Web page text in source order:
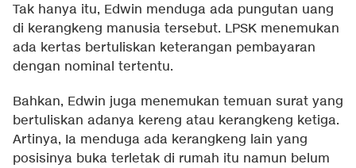
Tak hanya itu, Edwin menduga ada pungutan uang
di kerangkeng manusia tersebut. LPSK menemukan
ada kertas bertuliskan keterangan pembayaran
dengan nominal tertentu.
Bahkan, Edwin juga menemukan temuan surat yang
bertuliskan adanya kereng atau kerangkeng ketiga.
Artinya, Ia menduga ada kerangkeng lain yang
posisinya buka terletak di rumah itu namun belum